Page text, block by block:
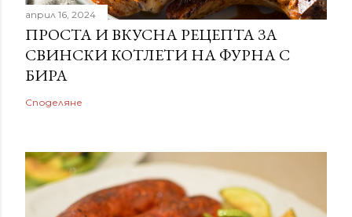
април 16, 2024
ПРОСТА И ВКУСНА РЕЦЕПТА ЗА
СВИНСКИ КОТЛЕТИ НА ФУРНА С
БИРА
Споделяне